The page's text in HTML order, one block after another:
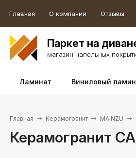
Главная О компании Отзывы
Паркет на
магазин напольных
Ламинат Виниловый
Главная Керамогранит MAINZU
Керамогранит